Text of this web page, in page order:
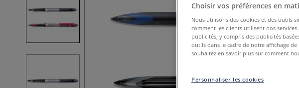
Choisir vos préférences en
Nous utilisons des cookies et des outils
comment les clients utilisent nos
publicités, y compris des publicités
outils dans le cadre de notre affichage
souhaitez en savoir plus sur comment
Personnaliser les cookies